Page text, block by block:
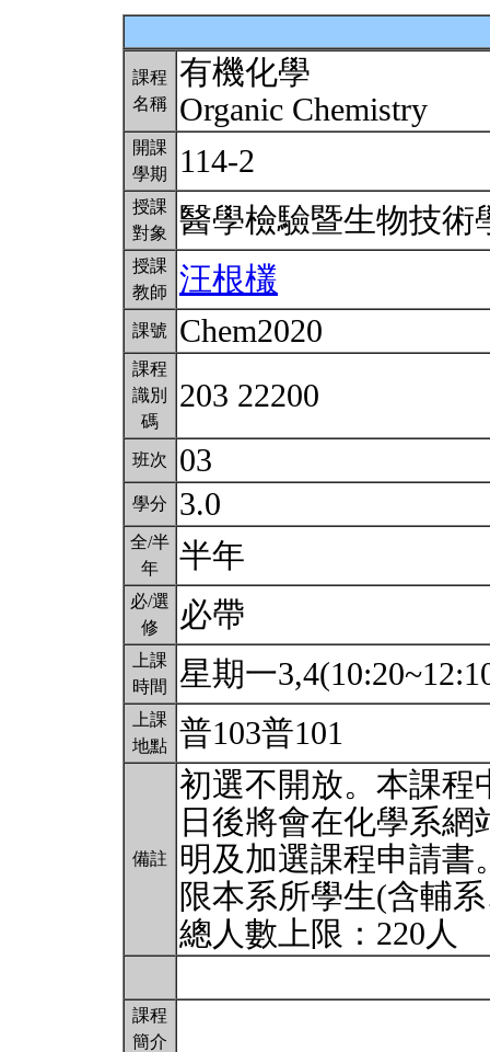
課程
名稱
有機化學
Organic Chemistry
開課
學期
114-2
授課
對象
醫學檢驗暨生物技
授課
教師
汪根欉
課號 Chem2020
課程
識別
碼
203 22200
班次 03
學分 3.0
全/半
年
半年
必/選
修
必帶
上課
時間
星期一
上課
地點
普103普101
備註
初選不開放。本課程
日後將會在化學系
明及加選課程申請書
限本系所學生(含輔
總人數上限：220人
課程
簡介